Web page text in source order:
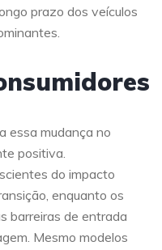
prazo dos veículos
essa mudança no
positiva.
do impacto
enquanto os
barreiras de entrada
Mesmo modelos